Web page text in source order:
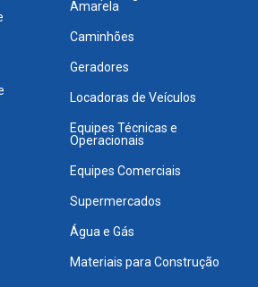
Amarela
Caminhões
Geradores
Locadoras de Veículos
Equipes Técnicas e
Operacionais
Equipes Comerciais
Supermercados
Água e Gás
Materiais para Construção